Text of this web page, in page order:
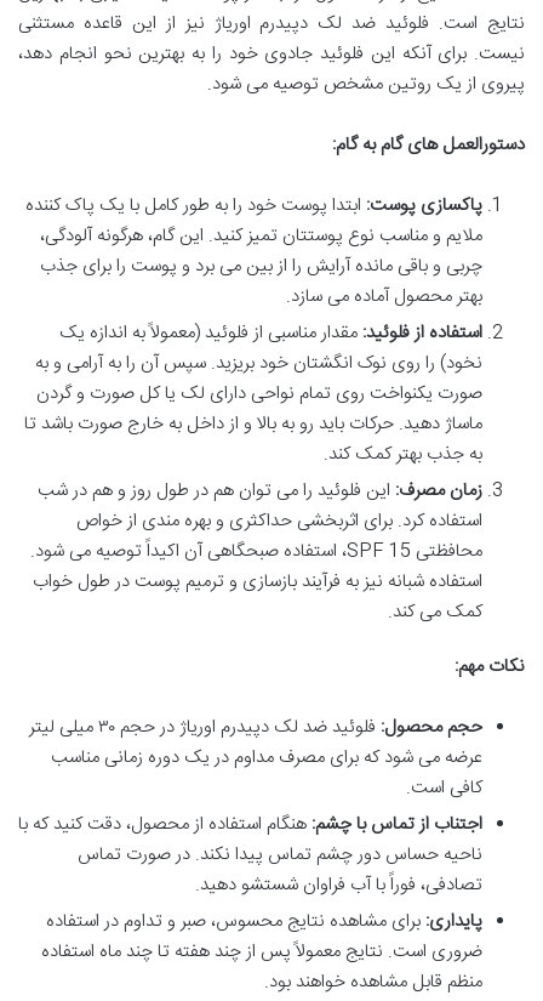
نتایج است. فلوئید ضد لک دپیدرم اوریاژ نیز از این قاعده مستثنی
نیست. برای آنکه این فلوئید جادوی خود را به بهترین نحو انجام دهد،
پیروی از یک روتین مشخص توصیه می شود.
دستورالعمل های گام به گام:
پاکسازی پوست: ابتدا پوست خود را به طور کامل با یک پاک کننده
ملایم و مناسب نوع پوستتان تمیز کنید. این گام، هرگونه آلودگی،
چربی و باقی مانده آرایش را از بین می برد و پوست را برای جذب
بهتر محصول آماده می سازد.
استفاده از فلوئید: مقدار مناسبی از فلوئید (معمولاً به اندازه یک
نخود) را روی نوک انگشتان خود بریزید. سپس آن را به آرامی و به
صورت یکنواخت روی تمام نواحی دارای لک یا کل صورت و گردن
ماساژ دهید. حرکات باید رو به بالا و از داخل به خارج صورت باشد تا
به جذب بهتر کمک کند.
زمان مصرف: این فلوئید را می توان هم در طول روز و هم در شب
استفاده کرد. برای اثربخشی حداکثری و بهره مندی از خواص
محافظتی SPF 15، استفاده صبحگاهی آن اکیداً توصیه می شود.
استفاده شبانه نیز به فرآیند بازسازی و ترمیم پوست در طول خواب
کمک می کند.
نکات مهم:
حجم محصول:
فلوئید ضد لک دپیدرم اوریاژ در حجم ۳۰ میلی لیتر
عرضه می شود که برای مصرف مداوم در یک دوره زمانی مناسب
کافی است.
اجتناب از تماس با چشم: هنگام استفاده از محصول، دقت کنید که با
ناحیه حساس دور چشم تماس پیدا نکند. در صورت تماس
تصادفی، فوراً با آب فراوان شستشو دهید.
پایداری: برای مشاهده نتایج محسوس، صبر و تداوم در استفاده
ضروری است. نتایج معمولاً پس از چند هفته تا چند ماه استفاده
منظم قابل مشاهده خواهند بود.